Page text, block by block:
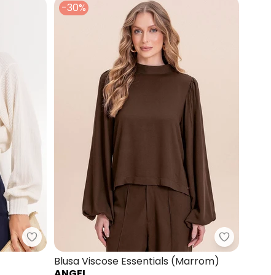
Forum - Blusão Canelado (Off White)
-30%
Angel -
Blusa Viscose Essentials (Marrom)